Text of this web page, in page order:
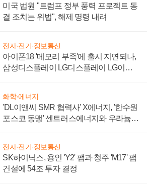
미국 법원 "트럼프 정부 풍력 프로젝트 동
결 조치는 위법", 해제 명령 내려
전자·전기·정보통신
아이폰18 '메모리 부족'에 출시 지연되나,
삼성디스플레이 LG디스플레이 LG이노
화학·에너지
'DL이앤씨 SMR 협력사' X에너지, '한수원
포스코 동맹' 센트러스에너지와 우라늄
전자·전기·정보통신
SK하이닉스, 용인 'Y2' 팹과 청주 'M17' 팹
건설에 54조 투자 결정